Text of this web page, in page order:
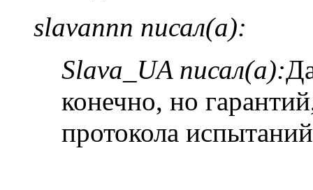
slavannn писал(а):
Slava_UA писал(а):
конечно, но
протокола